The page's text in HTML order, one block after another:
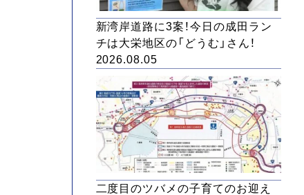
新湾岸道路に3案！今日の成田ラン
チは大栄地区の「どうむ」さん！
2026.08.05
二度目のツバメの子育てのお迎え